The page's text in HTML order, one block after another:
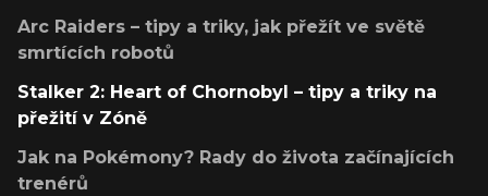
Arc Raiders – tipy a triky, jak přežít ve světě
smrtících robotů
Stalker 2: Heart of Chornobyl – tipy a triky na
přežití v Zóně
Jak na Pokémony? Rady do života začínajících
trenérů